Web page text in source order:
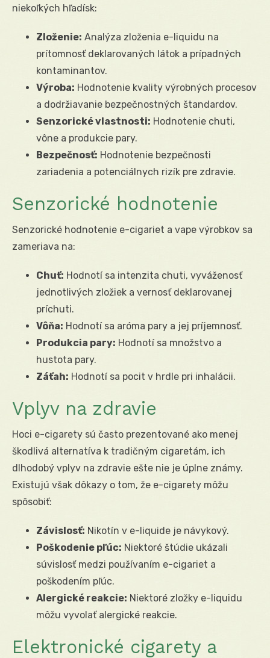
niekoľkých hľadísk:
Zloženie: Analýza zloženia e-liquidu na
prítomnosť deklarovaných látok a prípadných
kontaminantov.
Výroba: Hodnotenie kvality výrobných procesov
a dodržiavanie bezpečnostných štandardov.
Senzorické vlastnosti: Hodnotenie chuti,
vône a produkcie pary.
Bezpečnosť: Hodnotenie bezpečnosti
zariadenia a potenciálnych rizík pre zdravie.
Senzorické hodnotenie
Senzorické hodnotenie e-cigariet a vape výrobkov sa
zameriava na:
Chuť: Hodnotí sa intenzita chuti, vyváženosť
jednotlivých zložiek a vernosť deklarovanej
príchuti.
Vôňa: Hodnotí sa aróma pary a jej príjemnosť.
Produkcia pary: Hodnotí sa množstvo a
hustota pary.
Záťah: Hodnotí sa pocit v hrdle pri inhalácii.
Vplyv na zdravie
Hoci e-cigarety sú často prezentované ako menej
škodlivá alternatíva k tradičným cigaretám, ich
dlhodobý vplyv na zdravie ešte nie je úplne známy.
Existujú však dôkazy o tom, že e-cigarety môžu
spôsobiť:
Závislosť: Nikotín v e-liquide je návykový.
Poškodenie pľúc: Niektoré štúdie ukázali
súvislosť medzi používaním e-cigariet a
poškodením pľúc.
Alergické reakcie: Niektoré zložky e-liquidu
môžu vyvolať alergické reakcie.
Elektronické cigarety a